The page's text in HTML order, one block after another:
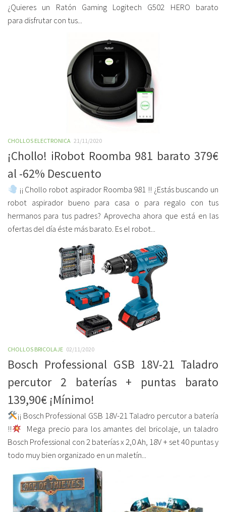
¿Quieres un Ratón Gaming Logitech G502 HERO barato
para disfrutar con tus...
CHOLLOS ELECTRONICA 21/11/2020
¡Chollo! iRobot Roomba 981 barato 379€
al -62% Descuento
¡¡ Chollo robot aspirador Roomba 981 !! ¿Estás buscando un
robot aspirador bueno para casa o para regalo con tus
hermanos para tus padres? Aprovecha ahora que está en las
ofertas del día éste más barato. Es el robot...
CHOLLOS BRICOLAJE 02/11/2020
Bosch Professional GSB 18V-21 Taladro
percutor 2 baterías + puntas barato
139,90€ ¡Mínimo!
¡¡ Bosch Professional GSB 18V-21 Taladro percutor a batería
!!
Mega precio para los amantes del bricolaje, un taladro
Bosch Professional con 2 baterías x 2,0 Ah, 18V + set 40 puntas y
todo muy bien organizado en un maletín...